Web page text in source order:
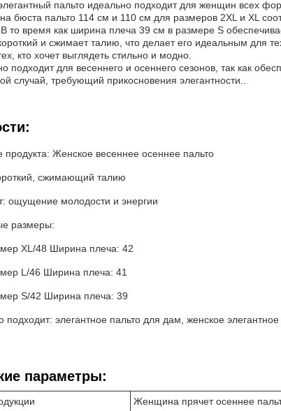
пальто идеально подходит для женщин всех
бюста пальто 114 см и 110 см для размеров 2XL и XL
то время как ширина плеча 39 см в размере S
и сжимает талию, что делает его идеальным для
кто хочет выглядеть стильно и модно.
подходит для весеннего и осеннего сезонов, так как
случай, требующий прикосновения элегантности..
продукта: Женское весеннее осеннее пальто
сжимающий талию
ощущение молодости и энергии
размеры:
XL/48 Ширина плеча: 42
L/46 Ширина плеча: 41
S/42 Ширина плеча: 39
подходит: элегантное пальто для дам, женское
параметры:
Женщина прячет осеннее